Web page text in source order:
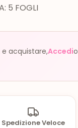
5 FOGLI
e acquistare,Accedio
Spedizione Veloce